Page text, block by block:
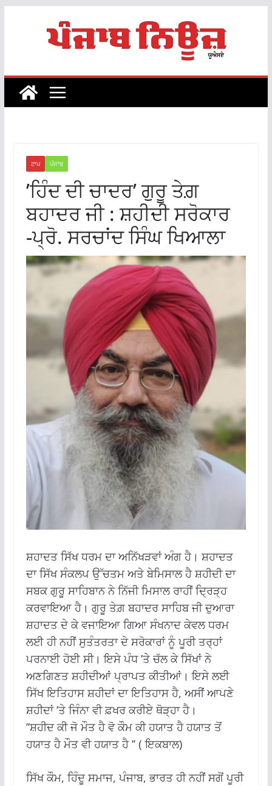
ਟਾਪ ਪੰਜਾਬ
’ਹਿੰਦ ਦੀ ਚਾਦਰ’ ਗੁਰੂ ਤੇਗ਼
ਬਹਾਦਰ ਜੀ : ਸ਼ਹੀਦੀ ਸਰੋਕਾਰ
-ਪ੍ਰੋ. ਸਰਚਾਂਦ ਸਿੰਘ ਖਿਆਲਾ
ਸ਼ਹਾਦਤ ਸਿੱਖ ਧਰਮ ਦਾ ਅਨਿੱਖੜਵਾਂ ਅੰਗ ਹੈ। ਸ਼ਹਾਦਤ
ਦਾ ਸਿੱਖ ਸੰਕਲਪ ਉੱਚਤਮ ਅਤੇ ਬੇਮਿਸਾਲ ਹੈ ਸ਼ਹੀਦੀ ਦਾ
ਸਬਕ ਗੁਰੂ ਸਾਹਿਬਾਨ ਨੇ ਨਿੱਜੀ ਮਿਸਾਲ ਰਾਹੀਂ ਦ੍ਰਿੜ੍ਹ
ਕਰਵਾਇਆ ਹੈ। ਗੁਰੂ ਤੇਗ਼ ਬਹਾਦਰ ਸਾਹਿਬ ਜੀ ਦੁਆਰਾ
ਸ਼ਹਾਦਤ ਦੇ ਕੇ ਵਜਾਇਆ ਗਿਆ ਸੰਖਨਾਦ ਕੇਵਲ ਧਰਮ
ਲਈ ਹੀ ਨਹੀਂ ਸੁਤੰਤਰਤਾ ਦੇ ਸਰੋਕਾਰਾਂ ਨੂੰ ਪੂਰੀ ਤਰ੍ਹਾਂ
ਪਰਨਾਈ ਹੋਈ ਸੀ। ਇਸੇ ਪੰਧ ’ਤੇ ਚੱਲ ਕੇ ਸਿੱਖਾਂ ਨੇ
ਅਣਗਿਣਤ ਸ਼ਹੀਦੀਆਂ ਪ੍ਰਾਪਤ ਕੀਤੀਆਂ। ਇਸੇ ਲਈ
ਸਿੱਖ ਇਤਿਹਾਸ ਸ਼ਹੀਦਾਂ ਦਾ ਇਤਿਹਾਸ ਹੈ, ਅਸੀਂ ਆਪਣੇ
ਸ਼ਹੀਦਾਂ ’ਤੇ ਜਿੰਨਾ ਵੀ ਫ਼ਖਰ ਕਰੀਏ ਥੋੜ੍ਹਾ ਹੈ।
’’ਸ਼ਹੀਦ ਕੀ ਜੋ ਮੌਤ ਹੈ ਵੋ ਕੌਮ ਕੀ ਹਯਾਤ ਹੈ ਹਯਾਤ ਤੋਂ
ਹਯਾਤ ਹੈ ਮੌਤ ਵੀ ਹਯਾਤ ਹੈ ’’ ( ਇਕਬਾਲ)
ਸਿੱਖ ਕੌਮ, ਹਿੰਦੂ ਸਮਾਜ, ਪੰਜਾਬ, ਭਾਰਤ ਹੀ ਨਹੀਂ ਸਗੋਂ ਪੂਰੀ